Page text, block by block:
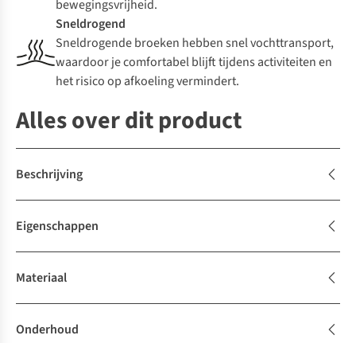
bewegingsvrijheid.
Sneldrogend
Sneldrogende broeken hebben snel vochttransport,
waardoor je comfortabel blijft tijdens activiteiten en
het risico op afkoeling vermindert.
Alles over dit product
Beschrijving
Eigenschappen
Materiaal
Onderhoud